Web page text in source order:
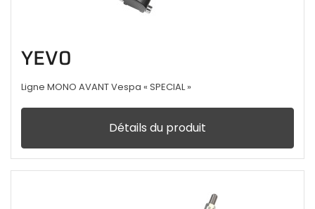
YEV0
Ligne MONO AVANT Vespa « SPECIAL »
Détails du produit